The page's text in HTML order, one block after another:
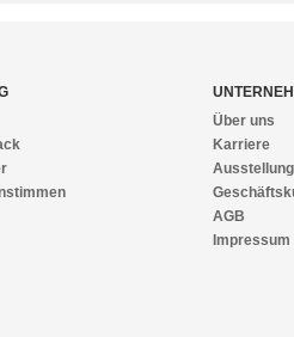
Über uns
Karriere
Ausstellung
AGB
Impressum